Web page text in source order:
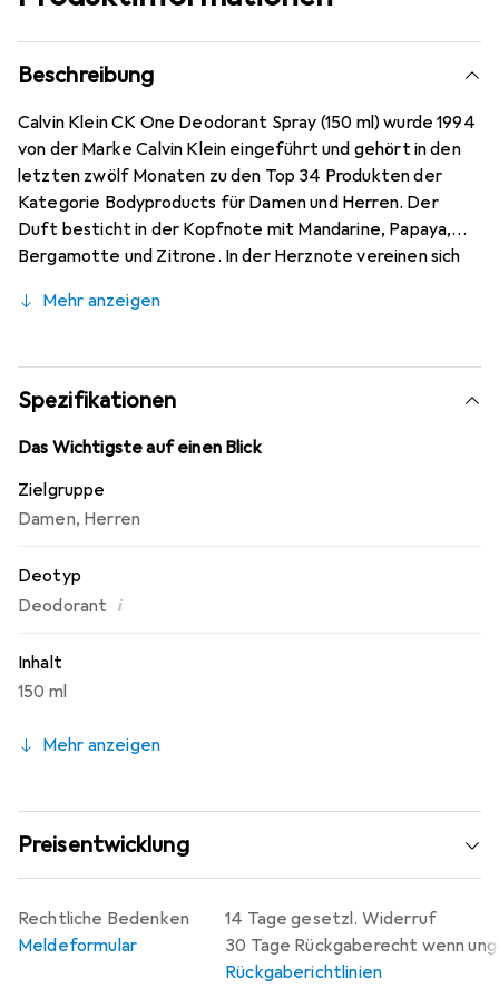
Beschreibung
Calvin Klein CK One Deodorant Spray (150 ml) wurde 1994
von der Marke Calvin Klein eingeführt und gehört in den
letzten zwölf Monaten zu den Top 34 Produkten der
Kategorie Bodyproducts für Damen und Herren. Der
Duft besticht in der Kopfnote mit Mandarine, Papaya,
Bergamotte und Zitrone. In der Herznote vereinen sich
Rose, während die Basisnote mit Amber und Moschus
Mehr anzeigen
Spezifikationen
Das Wichtigste auf einen Blick
Zielgruppe
Damen, Herren
Deotyp
Deodorant i
Inhalt
150 ml
Mehr anzeigen
Preisentwicklung
14 Tage gesetzl. Widerruf
30 Tage Rückgaberecht wenn
Rückgaberichtlinien
Rechtliche Bedenken
Meldeformular